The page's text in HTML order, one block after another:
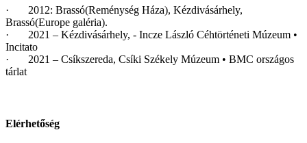
· 2012: Brassó(Reménység Háza), Kézdivásárhely,
Brassó(Europe galéria).
· 2021 – Kézdivásárhely, - Incze László Céhtörténeti Múzeum •
Incitato
· 2021 – Csíkszereda, Csíki Székely Múzeum • BMC országos
tárlat
Elérhetőség